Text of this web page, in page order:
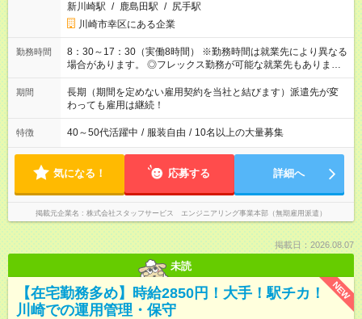
新川崎駅 / 鹿島田駅 / 尻手駅
川崎市幸区にある企業
勤務時間
8：30～17：30（実働8時間） ※勤務時間は就業先により異なる
場合があります。 ◎フレックス勤務が可能な就業先もありま
す。 ◎今よりもさらに働きやすい環境をつくるべく、 働き方
改革に全社をあげて取り組んでいます。
期間
長期（期間を定めない雇用契約を当社と結びます）派遣先が変
わっても雇用は継続！
特徴 40～50代活躍中 / 服装自由 / 10名以上の大量募集
気になる！ 応募する 詳細へ
掲載元企業名 株式会社スタッフサービス エンジニアリング事業本部（無期雇用派遣）
掲載日：2026.08.07
未読
NEW
【在宅勤務多め】時給2850円！大手！駅チカ！
川崎での運用管理・保守